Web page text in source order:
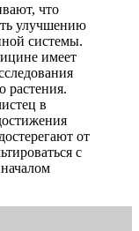
что
улучшению
системы.
имеет
растения.
в
от
с